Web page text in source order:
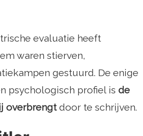
evaluatie heeft
waren stierven,
gestuurd. De enige
psychologisch profiel is de
overbrengtdoor te schrijven.